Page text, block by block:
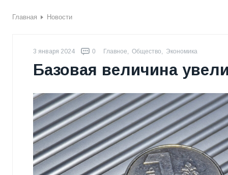
Главная Новости
3 января 2024 0 Главное, Общество, Экономика
Базовая величина